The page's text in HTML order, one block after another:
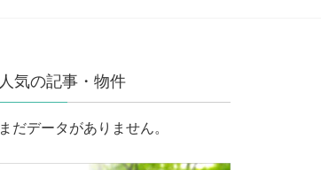
人気の記事・物件
まだデータがありません。